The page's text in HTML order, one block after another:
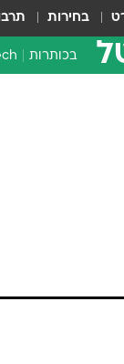
בחירות
בכותרות